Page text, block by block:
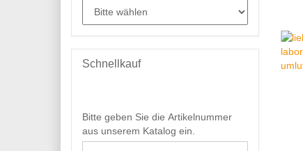
Schnellkauf
BITTE
GEBEN
SIE
Bitte geben Sie die Artikelnummer
aus unserem Katalog ein.